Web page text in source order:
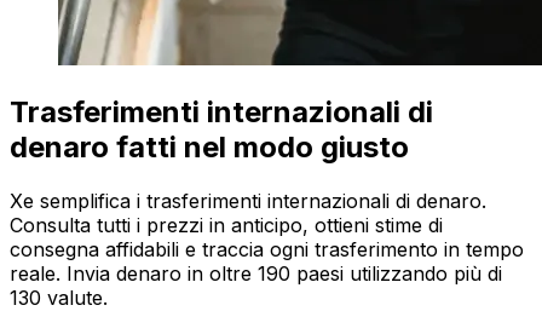
Trasferimenti internazionali di
denaro fatti nel modo giusto
Xe semplifica i trasferimenti internazionali di denaro.
Consulta tutti i prezzi in anticipo, ottieni stime di
consegna affidabili e traccia ogni trasferimento in tempo
reale. Invia denaro in oltre 190 paesi utilizzando più di
130 valute.